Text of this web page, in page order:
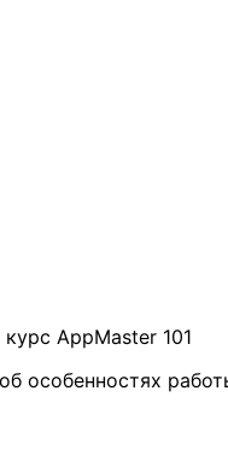
AppMaster 101
особенностях